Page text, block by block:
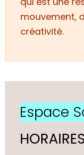
mouvement,
créativité.
Espace